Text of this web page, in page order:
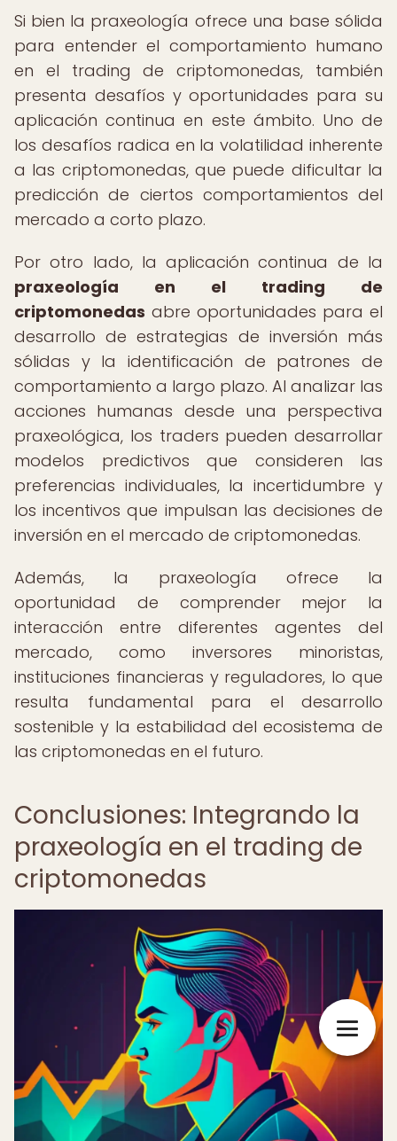
Si bien la praxeología ofrece una base sólida
para entender el comportamiento humano
en el trading de criptomonedas, también
presenta desafíos y oportunidades para su
aplicación continua en este ámbito. Uno de
los desafíos radica en la volatilidad inherente
a las criptomonedas, que puede dificultar la
predicción de ciertos comportamientos del
mercado a corto plazo.
Por otro lado, la aplicación continua de la
praxeología en el trading de
criptomonedas abre oportunidades para el
desarrollo de estrategias de inversión más
sólidas y la identificación de patrones de
comportamiento a largo plazo. Al analizar las
acciones humanas desde una perspectiva
praxeológica, los traders pueden desarrollar
modelos predictivos que consideren las
preferencias individuales, la incertidumbre y
los incentivos que impulsan las decisiones de
inversión en el mercado de criptomonedas.
Además, la praxeología ofrece la
oportunidad de comprender mejor la
interacción entre diferentes agentes del
mercado, como inversores minoristas,
instituciones financieras y reguladores, lo que
resulta fundamental para el desarrollo
sostenible y la estabilidad del ecosistema de
las criptomonedas en el futuro.
Conclusiones: Integrando la
praxeología en el trading de
criptomonedas